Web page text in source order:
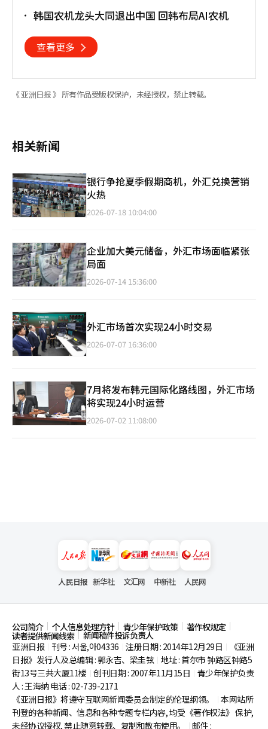
韩国农机龙头大同退出中国 回韩布局AI农机
查看更多
《 亚洲日报 》 所有作品受版权保护，未经授权，禁止转载。
相关新闻
银行争抢夏季假期商机，外汇兑换营销
火热
2026-07-18 10:04:00
企业加大美元储备，外汇市场面临紧张
局面
2026-07-14 15:36:00
外汇市场首次实现24小时交易
2026-07-07 16:36:00
7月将发布韩元国际化路线图，外汇市场
将实现24小时运营
2026-07-02 11:08:00
人民日报 新华社 文汇网 中新社 人民网
公司简介 个人信息处理方针 青少年保护政策 著作权规定
读者提供新闻线索
新闻稿件投诉负责人
亚洲日报
刊号 : 서울,아04336 注册日期 : 2014年12月29日
《亚洲
日报》发行人及总编辑 : 郭永吉、梁圭铉 地址 : 首尔市钟路区钟路5
街13号三共大厦11楼 创刊日期 : 2007年11月15日
青少年保护负责
人 : 王海纳 电话 : 02-739-2171
《亚洲日报》将遵守互联网新闻委员会制定的伦理纲领。
本网站所
刊登的各种新闻、信息和各种专题专栏内容, 均受《著作权法》 保护,
未经协议授权, 禁止随意转载、复制和散布使用。
邮件 :